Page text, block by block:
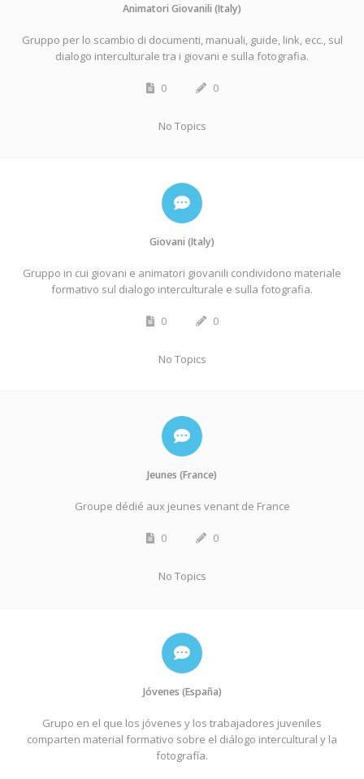
Animatori Giovanili (Italy)
Gruppo per lo scambio di documenti, manuali, guide, link, ecc., sul
dialogo interculturale tra i giovani e sulla fotografia.
0 0
No Topics
Giovani (Italy)
Gruppo in cui giovani e animatori giovanili condividono materiale
formativo sul dialogo interculturale e sulla fotografia.
0 0
No Topics
Jeunes (France)
Groupe dédié aux jeunes venant de France
0 0
No Topics
Jóvenes (España)
Grupo en el que los jóvenes y los trabajadores juveniles
comparten material formativo sobre el diálogo intercultural y la
fotografía.